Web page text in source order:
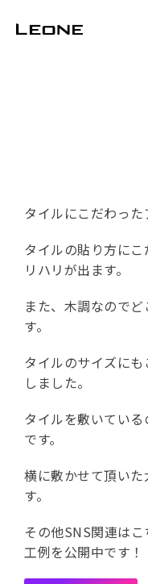
タイルにこだわった
タイルの貼り方に
リハリが出ます。
また、木調なので
す。
タイルのサイズに
しました。
タイルを敷いてい
です。
横に敷かせて頂い
す。
その他SNS関連は
工例を公開中です！